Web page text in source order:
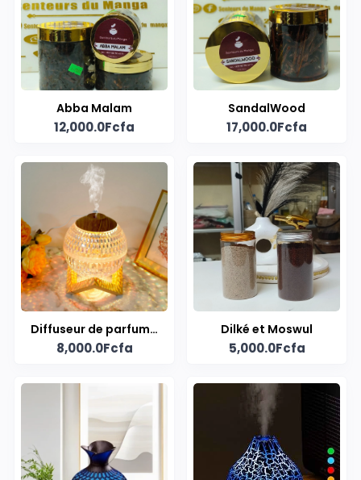
Abba Malam
12,000.0Fcfa
SandalWood
17,000.0Fcfa
Diffuseur de parfum -
Cristal Ambilight
8,000.0Fcfa
Dilké et Moswul
5,000.0Fcfa